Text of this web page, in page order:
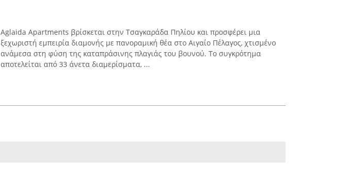
Aglaida Apartments βρίσκεται στην Τσαγκαράδα Πηλίου και προσφέρει μια
ξεχωριστή εμπειρία διαμονής με πανοραμική θέα στο Αιγαίο Πέλαγος, χτισμένο
ανάμεσα στη φύση της καταπράσινης πλαγιάς του βουνού. Το συγκρότημα
αποτελείται από 33 άνετα διαμερίσματα, ...